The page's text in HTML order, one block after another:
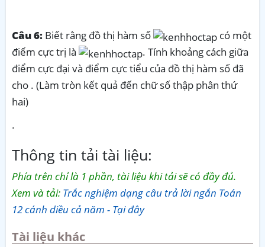
Câu 6: Biết rằng đồ thị hàm số
có một
điểm cực trị là
. Tính khoảng cách giữa
điểm cực đại và điểm cực tiểu của đồ thị hàm số đã
cho . (Làm tròn kết quả đến chữ số thập phân thứ
hai)
·
Thông tin tải tài liệu:
Phía trên chỉ là 1 phần, tài liệu khi tải sẽ có đầy đủ.
Xem và tải: Trắc nghiệm dạng câu trả lời ngắn Toán
12 cánh diều cả năm - Tại đây
Tài liệu khác